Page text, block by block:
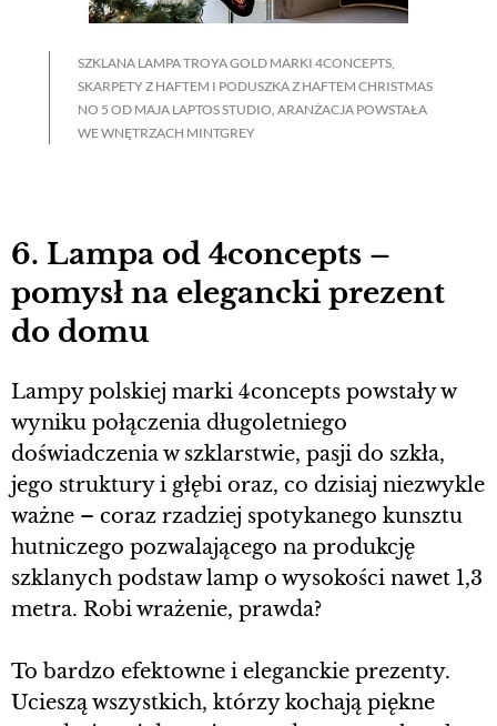
SZKLANA LAMPA TROYA GOLD MARKI 4CONCEPTS,
SKARPETY Z HAFTEM I PODUSZKA Z HAFTEM CHRISTMAS
NO 5 OD MAJA LAPTOS STUDIO, ARANŻACJA POWSTAŁA
WE WNĘTRZACH MINTGREY
6. Lampa od 4concepts –
pomysł na elegancki prezent
do domu
Lampy polskiej marki 4concepts powstały w
wyniku połączenia długoletniego
doświadczenia w szklarstwie, pasji do szkła,
jego struktury i głębi oraz, co dzisiaj niezwykle
ważne – coraz rzadziej spotykanego kunsztu
hutniczego pozwalającego na produkcję
szklanych podstaw lamp o wysokości nawet 1,3
metra. Robi wrażenie, prawda?
To bardzo efektowne i eleganckie prezenty.
Ucieszą wszystkich, którzy kochają piękne